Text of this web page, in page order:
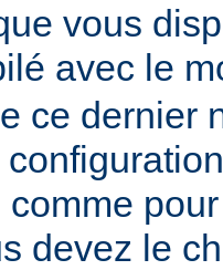
vous
avec le
ce dernier
devez le